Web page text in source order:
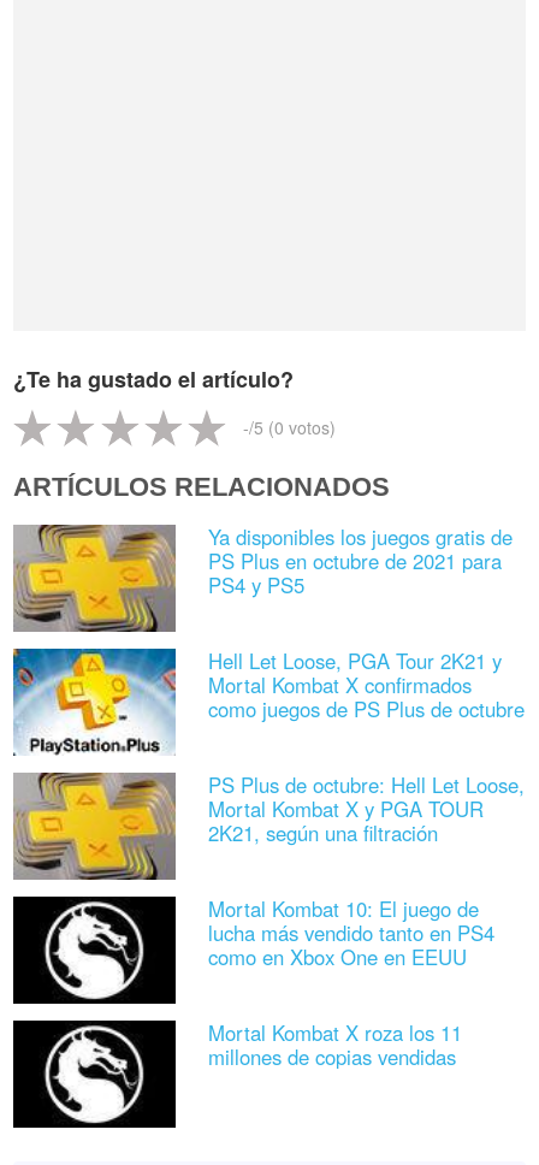
¿Te ha gustado el artículo?
-/5 (0 votos)
ARTÍCULOS RELACIONADOS
Ya disponibles los juegos gratis de
PS Plus en octubre de 2021 para
PS4 y PS5
Hell Let Loose, PGA Tour 2K21 y
Mortal Kombat X confirmados
como juegos de PS Plus de octubre
PS Plus de octubre: Hell Let Loose,
Mortal Kombat X y PGA TOUR
2K21, según una filtración
Mortal Kombat 10: El juego de
lucha más vendido tanto en PS4
como en Xbox One en EEUU
Mortal Kombat X roza los 11
millones de copias vendidas